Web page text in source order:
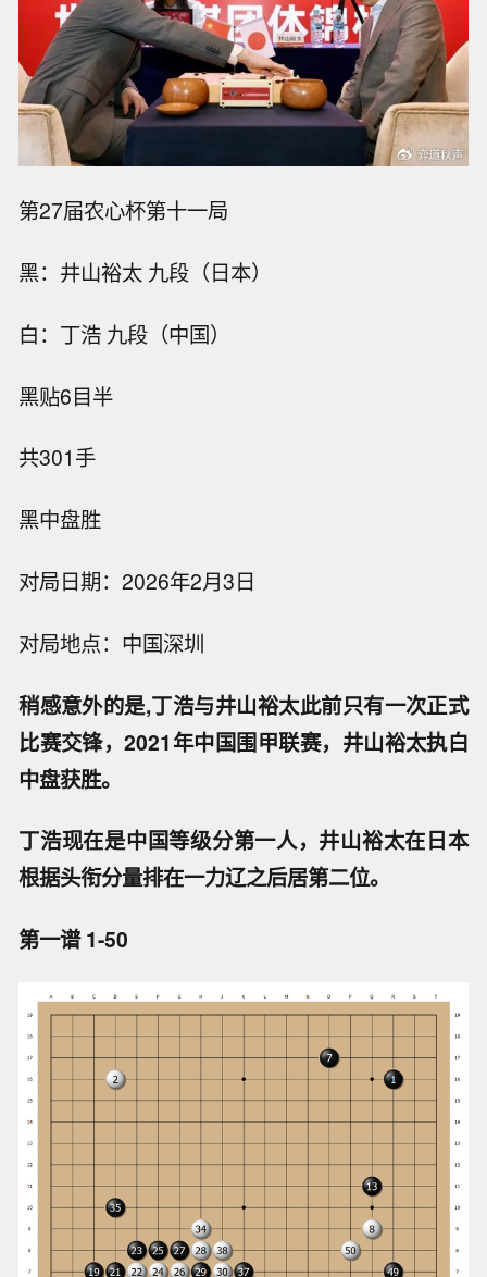
第27届农心杯第十一局
黑：井山裕太 九段（日本）
白：丁浩 九段（中国）
黑贴6目半
共301手
黑中盘胜
对局日期：2026年2月3日
对局地点：中国深圳
稍感意外的是,丁浩与井山裕太此前只有一次正式
比赛交锋，2021年中国围甲联赛，井山裕太执白
中盘获胜。
丁浩现在是中国等级分第一人，井山裕太在日本
根据头衔分量排在一力辽之后居第二位。
第一谱 1-50